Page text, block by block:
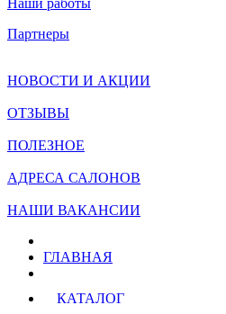
Партнеры
НОВОСТИ И АКЦИИ
ОТЗЫВЫ
ПОЛЕЗНОЕ
АДРЕСА САЛОНОВ
НАШИ ВАКАНСИИ
ГЛАВНАЯ
КАТАЛОГ